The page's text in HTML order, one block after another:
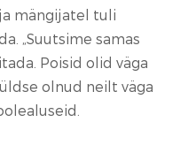
mängijatel tuli
„Suutsime samas
Poisid olid väga
olnud neilt väga